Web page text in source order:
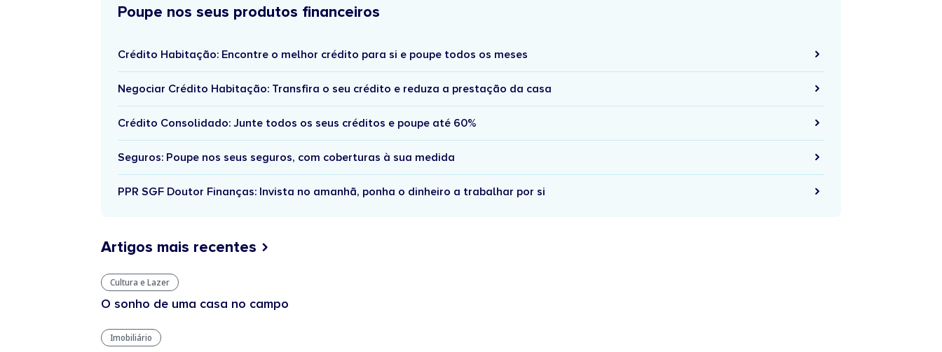
Poupe nos seus produtos financeiros
Crédito Habitação: Encontre o melhor crédito para si e poupe todos os meses
Negociar Crédito Habitação: Transfira o seu crédito e reduza a prestação da casa
Crédito Consolidado: Junte todos os seus créditos e poupe até 60%
Seguros: Poupe nos seus seguros, com coberturas à sua medida
PPR SGF Doutor Finanças: Invista no amanhã, ponha o dinheiro a trabalhar por si
Artigos mais recentes
Cultura e Lazer
O sonho de uma casa no campo
Imobiliário